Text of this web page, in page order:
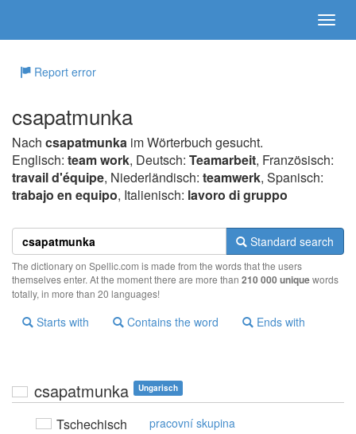
Report error
csapatmunka
Nach csapatmunka im Wörterbuch gesucht.
Englisch: team work, Deutsch: Teamarbeit, Französisch:
travail d'équipe, Niederländisch: teamwerk, Spanisch:
trabajo en equipo, Italienisch: lavoro di gruppo
Standard search
The dictionary on Spellic.com is made from the words that the users
themselves enter. At the moment there are more than 210 000 uniquewords
totally, in more than 20 languages!
Starts with Contains the word Ends with
csapatmunka Ungarisch
Tschechisch pracovní skupina